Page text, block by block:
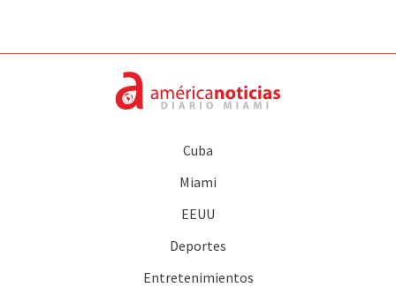
Cuba
Miami
EEUU
Deportes
Entretenimientos